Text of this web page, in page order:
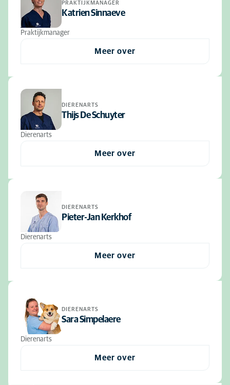
PRAKTIJKMANAGER
Katrien Sinnaeve
Praktijkmanager
Meer over
DIERENARTS
Thijs De Schuyter
Dierenarts
Meer over
DIERENARTS
Pieter-Jan Kerkhof
Dierenarts
Meer over
DIERENARTS
Sara Simpelaere
Dierenarts
Meer over